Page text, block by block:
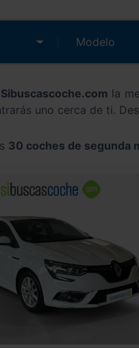
Sibuscascoche.com la
uno cerca de ti.
30 coches de segunda